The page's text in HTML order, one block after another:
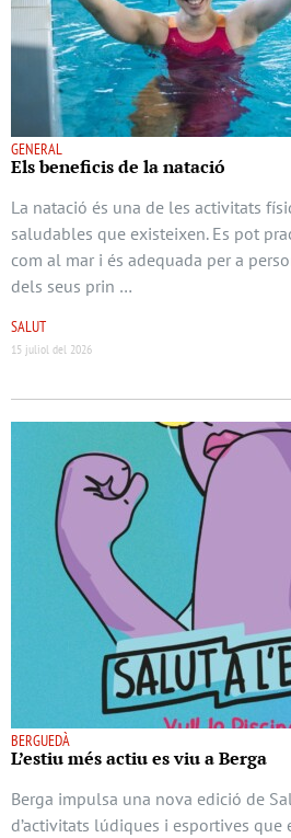
GENERAL
Els beneﬁcis de la natació
La natació és una de les activitats
saludables que existeixen. Es pot
com al mar i és adequada per a
dels seus prin …
SALUT
15 juliol del 2026
BERGUEDÀ
L’estiu més actiu es viu a Berga
Berga impulsa una nova edició de
d’activitats lúdiques i esportives que